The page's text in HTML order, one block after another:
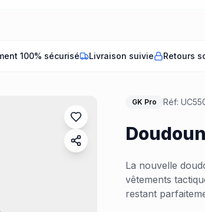
100% sécurisé Livraison suivie Retours
GK Pro Réf:
La nouvelle
vêtements
restant